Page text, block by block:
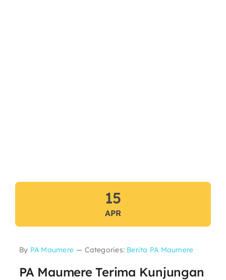
15
APR
By PA Maumere — Categories: Berita PA Maumere
PA Maumere Terima Kunjungan